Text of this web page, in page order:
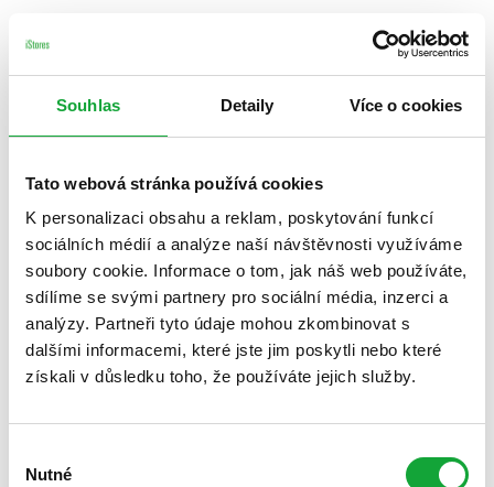
Souhlas Detaily Více o cookies
Tato webová stránka používá cookies
K personalizaci obsahu a reklam, poskytování funkcí
sociálních médií a analýze naší návštěvnosti využíváme
soubory cookie. Informace o tom, jak náš web používáte,
sdílíme se svými partnery pro sociální média, inzerci a
analýzy. Partneři tyto údaje mohou zkombinovat s
dalšími informacemi, které jste jim poskytli nebo které
získali v důsledku toho, že používáte jejich služby.
souhlasu
Nutné